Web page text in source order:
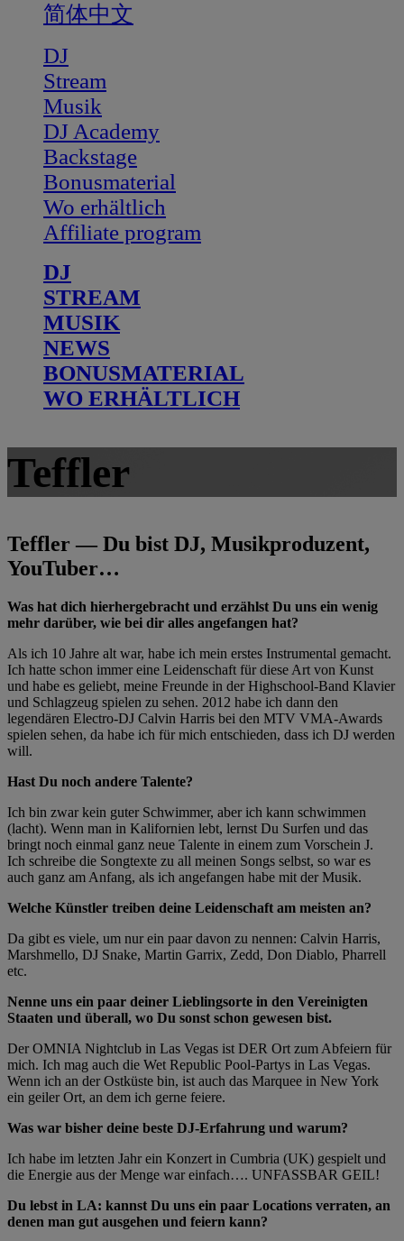
简体中文
DJ
Stream
Musik
DJ Academy
Backstage
Bonusmaterial
Wo erhältlich
Affiliate program
DJ
STREAM
MUSIK
NEWS
BONUSMATERIAL
WO ERHÄLTLICH
Teffler
Teffler — Du bist DJ, Musikproduzent,
YouTuber…
Was hat dich hierhergebracht und erzählst Du uns ein wenig
mehr darüber, wie bei dir alles angefangen hat?
Als ich 10 Jahre alt war, habe ich mein erstes Instrumental gemacht.
Ich hatte schon immer eine Leidenschaft für diese Art von Kunst
und habe es geliebt, meine Freunde in der Highschool-Band Klavier
und Schlagzeug spielen zu sehen. 2012 habe ich dann den
legendären Electro-DJ Calvin Harris bei den MTV VMA-Awards
spielen sehen, da habe ich für mich entschieden, dass ich DJ werden
will.
Hast Du noch andere Talente?
Ich bin zwar kein guter Schwimmer, aber ich kann schwimmen
(lacht). Wenn man in Kalifornien lebt, lernst Du Surfen und das
bringt noch einmal ganz neue Talente in einem zum Vorschein J.
Ich schreibe die Songtexte zu all meinen Songs selbst, so war es
auch ganz am Anfang, als ich angefangen habe mit der Musik.
Welche Künstler treiben deine Leidenschaft am meisten an?
Da gibt es viele, um nur ein paar davon zu nennen: Calvin Harris,
Marshmello, DJ Snake, Martin Garrix, Zedd, Don Diablo, Pharrell
etc.
Nenne uns ein paar deiner Lieblingsorte in den Vereinigten
Staaten und überall, wo Du sonst schon gewesen bist.
Der OMNIA Nightclub in Las Vegas ist DER Ort zum Abfeiern für
mich. Ich mag auch die Wet Republic Pool-Partys in Las Vegas.
Wenn ich an der Ostküste bin, ist auch das Marquee in New York
ein geiler Ort, an dem ich gerne feiere.
Was war bisher deine beste DJ-Erfahrung und warum?
Ich habe im letzten Jahr ein Konzert in Cumbria (UK) gespielt und
die Energie aus der Menge war einfach…. UNFASSBAR GEIL!
Du lebst in LA: kannst Du uns ein paar Locations verraten, an
denen man gut ausgehen und feiern kann?